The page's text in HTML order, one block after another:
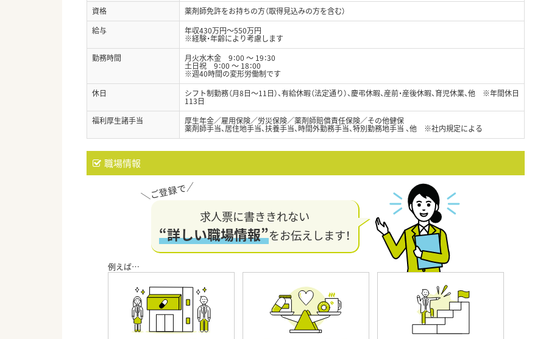
資格
薬剤師免許をお持ちの方（取得見込みの方を含む）
給与
年収430万円～550万円
※経験・年齢により考慮します
勤務時間
月火水木金 9：00 〜 19：30
土日祝 9：00 〜 18：00
※週40時間の変形労働制です
休日
シフト制勤務（月8日～11日）、有給休暇（法定通り）、慶弔休暇、産前・産後休暇、育児休業、他 ※年間休日
113日
福利厚生諸手当
厚生年金／雇用保険／労災保険／薬剤師賠償責任保険／その他健保
薬剤師手当、居住地手当、扶養手当、時間外勤務手当、特別勤務地手当 、他 ※社内規定による
職場情報
求人票に書ききれない
“詳しい職場情報”をお伝えします！